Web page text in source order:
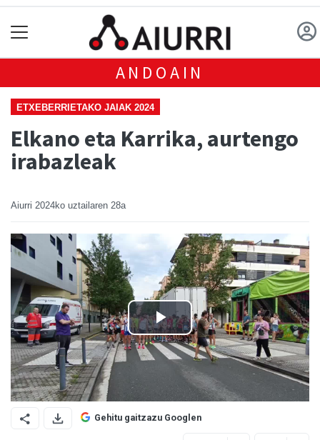
ANDOAIN
ETXEBERRIETAKO JAIAK 2024
Elkano eta Karrika, aurtengo
irabazleak
Aiurri 2024ko uztailaren 28a
Gehitu gaitzazu Googlen